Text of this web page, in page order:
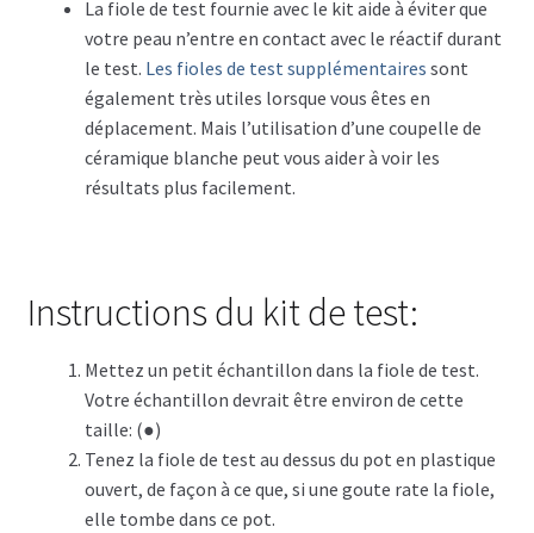
La fiole de test fournie avec le kit aide à éviter que
votre peau n’entre en contact avec le réactif durant
le test. Les fioles de test supplémentaires sont
également très utiles lorsque vous êtes en
déplacement. Mais l’utilisation d’une coupelle de
céramique blanche peut vous aider à voir les
résultats plus facilement.
Instructions du kit de test:
Mettez un petit échantillon dans la fiole de test.
Votre échantillon devrait être environ de cette
taille: (●)
Tenez la fiole de test au dessus du pot en plastique
ouvert, de façon à ce que, si une goute rate la fiole,
elle tombe dans ce pot.